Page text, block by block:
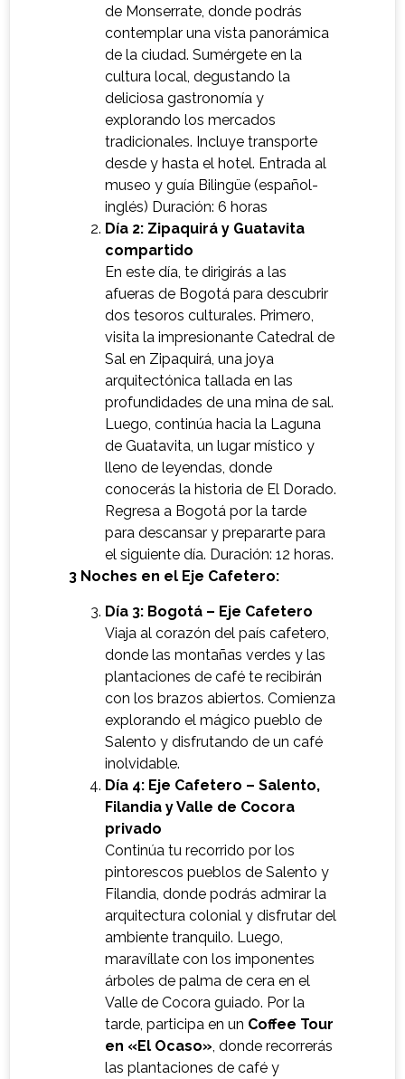
de Monserrate, donde podrás
contemplar una vista panorámica
de la ciudad. Sumérgete en la
cultura local, degustando la
deliciosa gastronomía y
explorando los mercados
tradicionales. Incluye transporte
desde y hasta el hotel. Entrada al
museo y guía Bilingüe (español-
inglés) Duración: 6 horas
Día 2: Zipaquirá y Guatavita
compartido
En este día, te dirigirás a las
afueras de Bogotá para descubrir
dos tesoros culturales. Primero,
visita la impresionante Catedral de
Sal en Zipaquirá, una joya
arquitectónica tallada en las
profundidades de una mina de sal.
Luego, continúa hacia la Laguna
de Guatavita, un lugar místico y
lleno de leyendas, donde
conocerás la historia de El Dorado.
Regresa a Bogotá por la tarde
para descansar y prepararte para
el siguiente día. Duración: 12 horas.
3 Noches en el Eje Cafetero:
Día 3: Bogotá – Eje Cafetero
Viaja al corazón del país cafetero,
donde las montañas verdes y las
plantaciones de café te recibirán
con los brazos abiertos. Comienza
explorando el mágico pueblo de
Salento y disfrutando de un café
inolvidable.
Día 4: Eje Cafetero – Salento,
Filandia y Valle de Cocora
privado
Continúa tu recorrido por los
pintorescos pueblos de Salento y
Filandia, donde podrás admirar la
arquitectura colonial y disfrutar del
ambiente tranquilo. Luego,
maravíllate con los imponentes
árboles de palma de cera en el
Valle de Cocora guiado. Por la
tarde, participa en un Coffee Tour
en «El Ocaso» , donde recorrerás
las plantaciones de café y